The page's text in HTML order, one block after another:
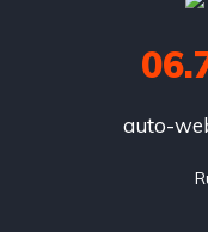
auto-